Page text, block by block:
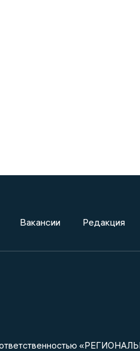
Вакансии Редакция
ответственностью